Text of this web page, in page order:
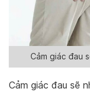
Cảm giác đau
Cảm giác đau sẽ